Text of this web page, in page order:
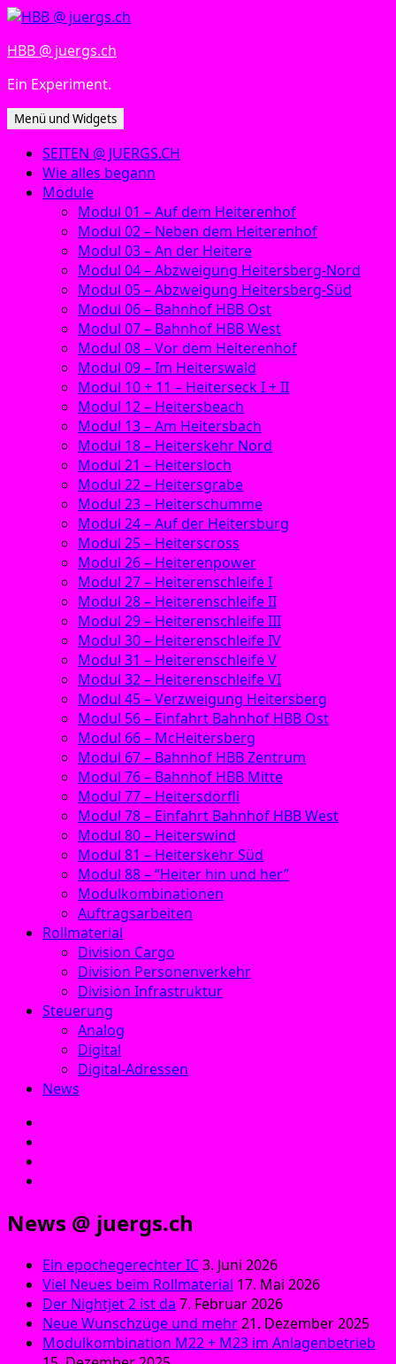
Zum
springen
HBB @ juergs.ch
Ein Experiment.
Menü und Widgets
SEITEN @ JUERGS.CH
Wie alles begann
Module
Modul 01 – Auf dem Heiterenhof
Modul 02 – Neben dem Heiterenhof
Modul 03 – An der Heitere
Modul 04 – Abzweigung Heitersberg-Nord
Modul 05 – Abzweigung Heitersberg-Süd
Modul 06 – Bahnhof HBB Ost
Modul 07 – Bahnhof HBB West
Modul 08 – Vor dem Heiterenhof
Modul 09 – Im Heiterswald
Modul 10 + 11 – Heiterseck I + II
Modul 12 – Heitersbeach
Modul 13 – Am Heitersbach
Modul 18 – Heiterskehr Nord
Modul 21 – Heitersloch
Modul 22 – Heitersgrabe
Modul 23 – Heiterschumme
Modul 24 – Auf der Heitersburg
Modul 25 – Heiterscross
Modul 26 – Heiterenpower
Modul 27 – Heiterenschleife I
Modul 28 – Heiterenschleife II
Modul 29 – Heiterenschleife III
Modul 30 – Heiterenschleife IV
Modul 31 – Heiterenschleife V
Modul 32 – Heiterenschleife VI
Modul 45 – Verzweigung Heitersberg
Modul 56 – Einfahrt Bahnhof HBB Ost
Modul 66 – McHeitersberg
Modul 67 – Bahnhof HBB Zentrum
Modul 76 – Bahnhof HBB Mitte
Modul 77 – Heitersdörfli
Modul 78 – Einfahrt Bahnhof HBB West
Modul 80 – Heiterswind
Modul 81 – Heiterskehr Süd
Modul 88 – “Heiter hin und her”
Modulkombinationen
Auftragsarbeiten
Rollmaterial
Division Cargo
Division Personenverkehr
Division Infrastruktur
Steuerung
Analog
Digital
Digital-Adressen
News
News @ juergs.ch
Ein epochegerechter IC3. Juni 2026
Viel Neues beim Rollmaterial 17. Mai 2026
Der Nightjet 2 ist da 7. Februar 2026
Neue Wunschzüge und mehr21. Dezember 2025
Modulkombination M22 + M23 im Anlagenbetrieb